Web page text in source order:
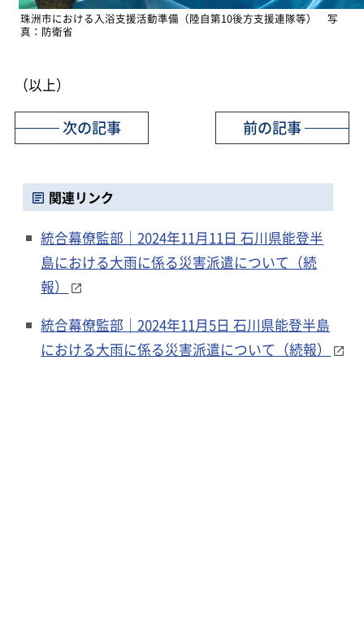
珠洲市における入浴支援活動準備（陸自第10後方支援連隊等） 写
真：防衛省
（以上）
前の記事
次の記事
関連リンク
統合幕僚監部｜2024年11月11日 石川県能登半
島における大雨に係る災害派遣について（続
報）
統合幕僚監部｜2024年11月5日 石川県能登半島
における大雨に係る災害派遣について（続報）